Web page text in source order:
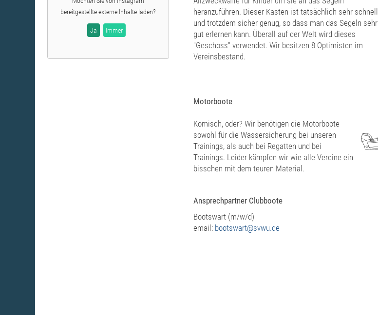
heranzuführen. Dieser Kasten ist tatsächlich sehr schnell
und trotzdem sicher genug, so dass man das Segeln sehr
gut erlernen kann. Überall auf der Welt wird dieses
"Geschoss" verwendet. Wir besitzen 8 Optimisten im
Vereinsbestand.
Motorboote
Komisch, oder? Wir benötigen die Motorboote
sowohl für die Wassersicherung bei unseren
Trainings, als auch bei Regatten und bei
Trainings. Leider kämpfen wir wie alle Vereine ein
bisschen mit dem teuren Material.
Ansprechpartner Clubboote
Bootswart (m/w/d)
email: bootswart@svwu.de
bereitgestellte externe Inhalte laden?
Ja Immer